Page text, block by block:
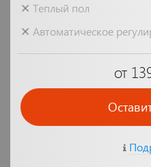
Теплый пол
Автоматическое
от